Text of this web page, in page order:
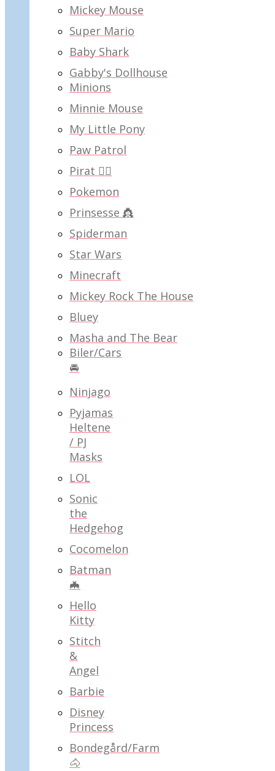
Mickey Mouse
Super Mario
Baby Shark
Gabby's Dollhouse
Minions
Minnie Mouse
My Little Pony
Paw Patrol
Pirat 🏴‍☠️
Pokemon
Prinsesse 👸
Spiderman
Star Wars
Minecraft
Mickey Rock The House
Bluey
Masha and The Bear
Biler/Cars
🚘
Ninjago
Pyjamas
Heltene
/ PJ
Masks
LOL
Sonic
the
Hedgehog
Cocomelon
Batman
🦇
Hello
Kitty
Stitch
&
Angel
Barbie
Disney
Princess
Bondegård/Farm
🐴